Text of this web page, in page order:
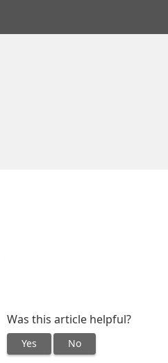
Was this article helpful?
Yes No